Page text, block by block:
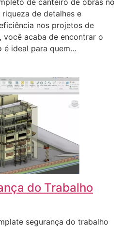
de canteiro de obras no
de detalhes e
nos projetos de
você acaba de encontrar o
é ideal para quem…
do Trabalho
segurança do trabalho